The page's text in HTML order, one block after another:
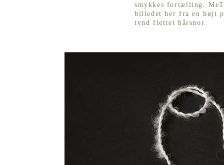
smykkes fortælling.
billedet her fra en højt
tynd flettet hårsnor.